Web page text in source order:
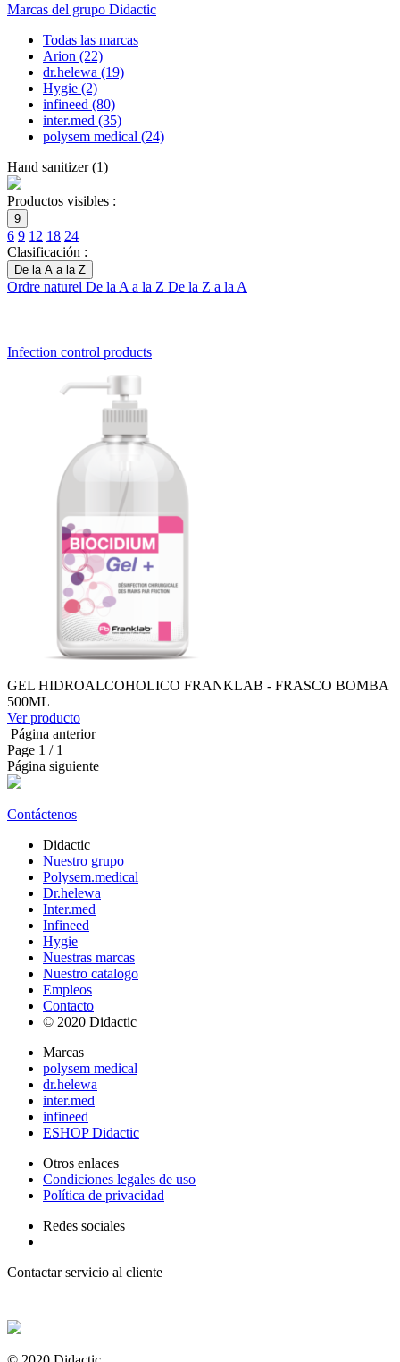
Marcas del grupo Didactic
Todas las marcas
Arion (22)
dr.helewa (19)
Hygie (2)
infineed (80)
inter.med (35)
polysem medical (24)
Hand sanitizer(1)
Productos visibles :
9
6 9 12 18 24
Clasificación :
De la A a la Z
Ordre naturel De la A a la Z De la Z a la A
Infection control products
GEL HIDROALCOHOLICO FRANKLAB - FRASCO BOMBA
500ML
Ver producto
Página anterior
Page 1 / 1
Página siguiente
Contáctenos
Didactic
Nuestro grupo
Polysem.medical
Dr.helewa
Inter.med
Infineed
Hygie
Nuestras marcas
Nuestro catalogo
Empleos
Contacto
© 2020 Didactic
Marcas
polysem medical
dr.helewa
inter.med
infineed
ESHOP Didactic
Otros enlaces
Condiciones legales de uso
Política de privacidad
Redes sociales
Contactar servicio al cliente